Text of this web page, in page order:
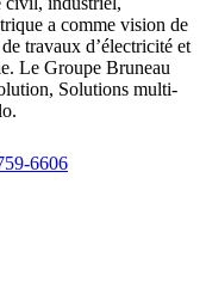
a comme vision de
travaux d’électricité et
Le Groupe Bruneau
Solutions multi-
6606